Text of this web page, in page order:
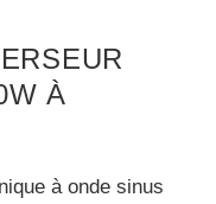
À
à onde sinus